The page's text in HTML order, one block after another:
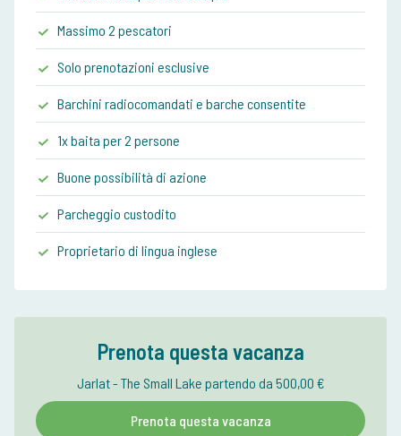
Massimo 2 pescatori
Solo prenotazioni esclusive
Barchini radiocomandati e barche consentite
1x baita per 2 persone
Buone possibilità di azione
Parcheggio custodito
Proprietario di lingua inglese
Prenota questa vacanza
Jarlat - The Small Lake partendo da 500,00 €
Prenota questa vacanza